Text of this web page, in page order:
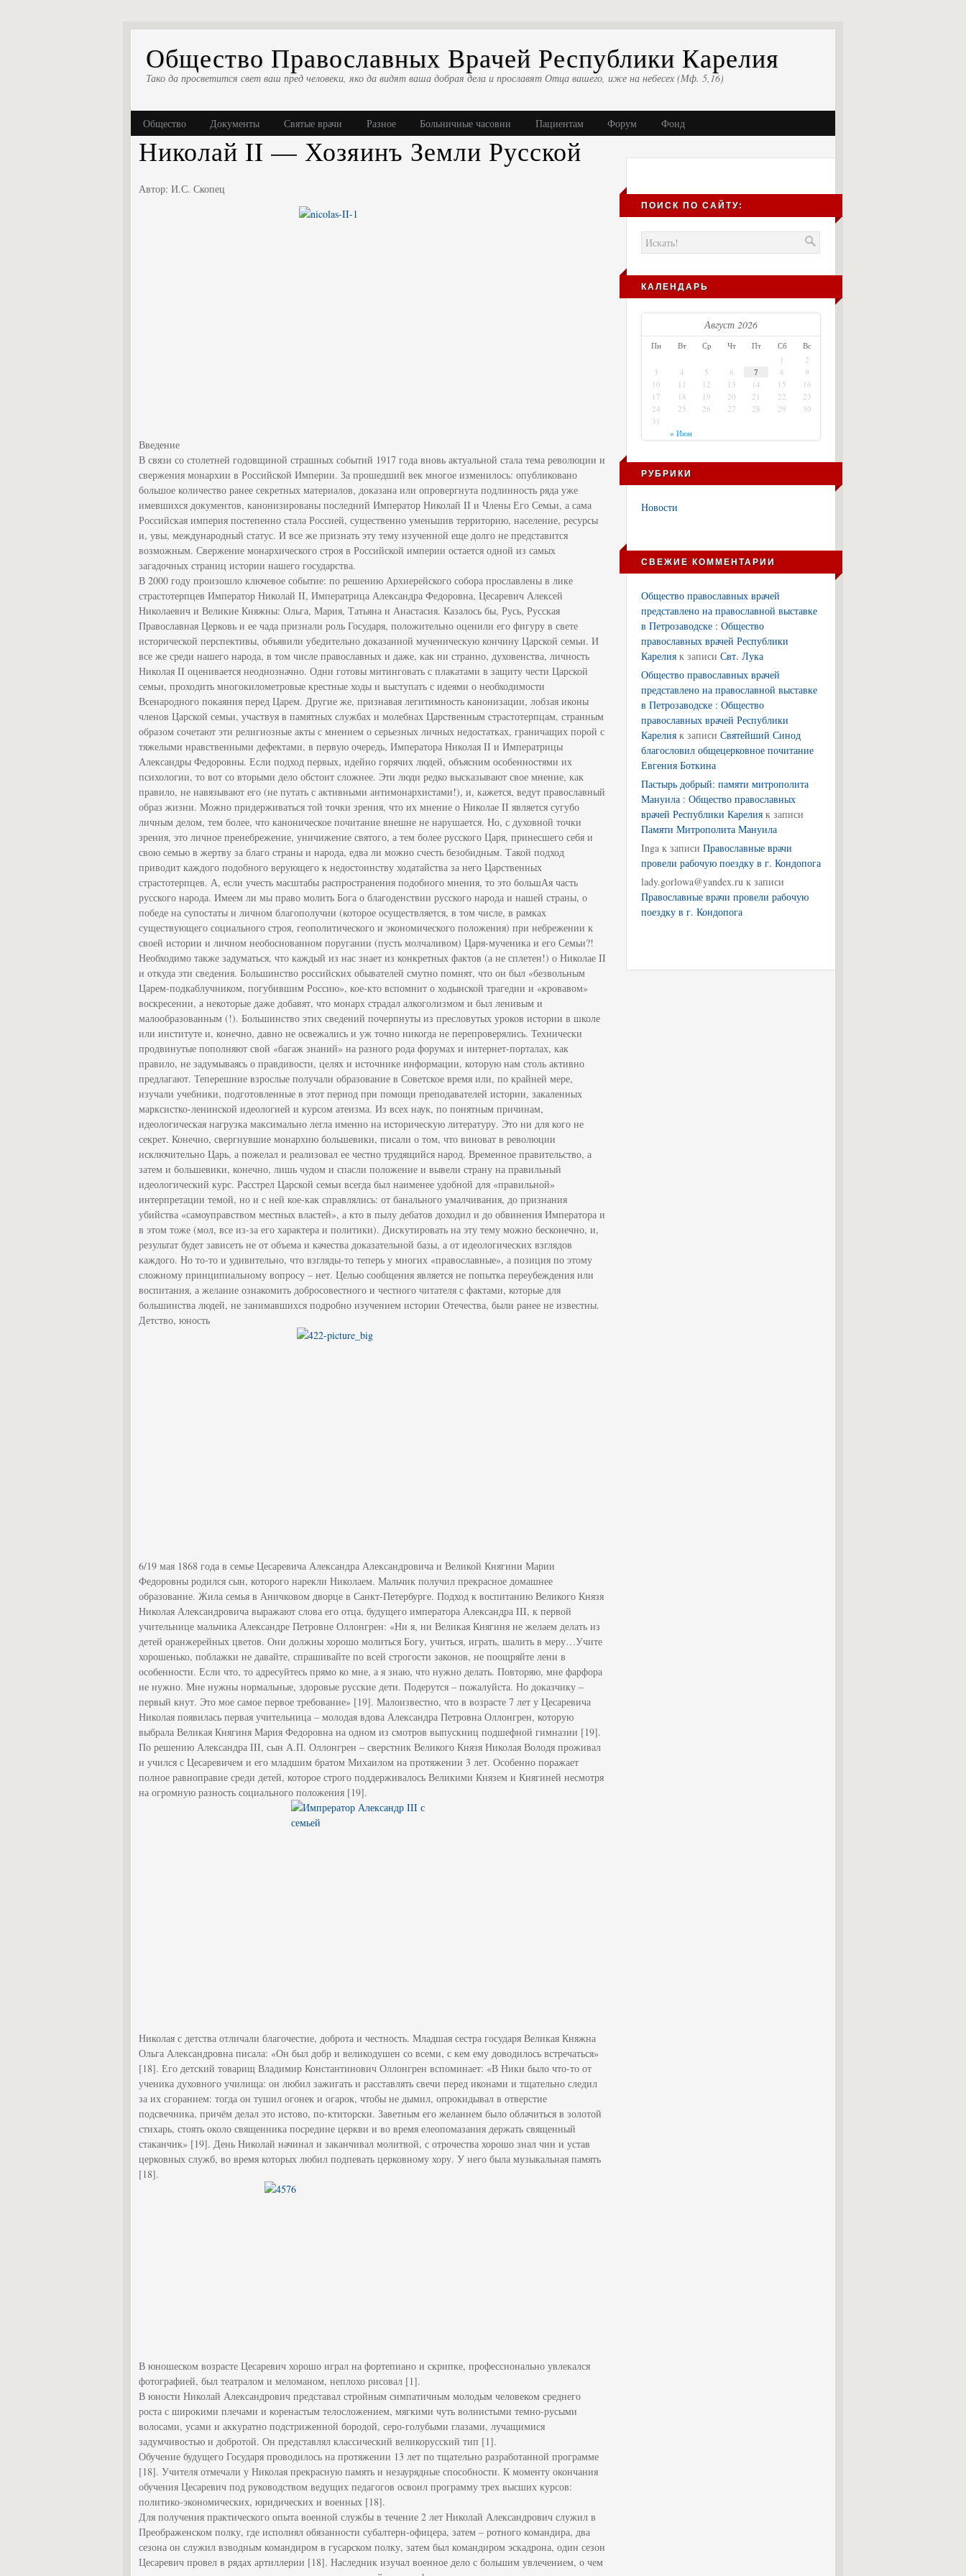
Общество Православных Врачей Республики Карелия
Тако да просветится свет ваш пред человеки, яко да видят ваша добрая дела и прославят Отца вашего, иже на небесех (Мф. 5,16)
Общество Документы Святые врачи Разное Больничные часовни Пациентам Форум Фонд
Николай II — Хозяинъ Земли Русской
Автор: И.С. Скопец
Введение
В связи со столетней годовщиной страшных событий 1917 года вновь актуальной стала тема революции и
свержения монархии в Российской Империи. За прошедший век многое изменилось: опубликовано
большое количество ранее секретных материалов, доказана или опровергнута подлинность ряда уже
имевшихся документов, канонизированы последний Император Николай II и Члены Его Семьи, а сама
Российская империя постепенно стала Россией, существенно уменьшив территорию, население, ресурсы
и, увы, международный статус. И все же признать эту тему изученной еще долго не представится
возможным. Свержение монархического строя в Российской империи остается одной из самых
загадочных страниц истории нашего государства.
В 2000 году произошло ключевое событие: по решению Архиерейского собора прославлены в лике
страстотерпцев Император Николай II, Императрица Александра Федоровна, Цесаревич Алексей
Николаевич и Великие Княжны: Ольга, Мария, Татьяна и Анастасия. Казалось бы, Русь, Русская
Православная Церковь и ее чада признали роль Государя, положительно оценили его фигуру в свете
исторической перспективы, объявили убедительно доказанной мученическую кончину Царской семьи. И
все же среди нашего народа, в том числе православных и даже, как ни странно, духовенства, личность
Николая II оценивается неоднозначно. Одни готовы митинговать с плакатами в защиту чести Царской
семьи, проходить многокилометровые крестные ходы и выступать с идеями о необходимости
Всенародного покаяния перед Царем. Другие же, признавая легитимность канонизации, лобзая иконы
членов Царской семьи, участвуя в памятных службах и молебнах Царственным страстотерпцам, странным
образом сочетают эти религиозные акты с мнением о серьезных личных недостатках, граничащих порой с
тяжелыми нравственными дефектами, в первую очередь, Императора Николая II и Императрицы
Александры Федоровны. Если подход первых, идейно горячих людей, объясним особенностями их
психологии, то вот со вторыми дело обстоит сложнее. Эти люди редко высказывают свое мнение, как
правило, не навязывают его (не путать с активными антимонархистами!), и, кажется, ведут православный
образ жизни. Можно придерживаться той точки зрения, что их мнение о Николае II является сугубо
личным делом, тем более, что каноническое почитание внешне не нарушается. Но, с духовной точки
зрения, это личное пренебрежение, уничижение святого, а тем более русского Царя, принесшего себя и
свою семью в жертву за благо страны и народа, едва ли можно счесть безобидным. Такой подход
приводит каждого подобного верующего к недостоинству ходатайства за него Царственных
страстотерпцев. А, если учесть масштабы распространения подобного мнения, то это большАя часть
русского народа. Имеем ли мы право молить Бога о благоденствии русского народа и нашей страны, о
победе на супостаты и личном благополучии (которое осуществляется, в том числе, в рамках
существующего социального строя, геополитического и экономического положения) при небрежении к
своей истории и личном необоснованном поругании (пусть молчаливом) Царя-мученика и его Семьи?!
Необходимо также задуматься, что каждый из нас знает из конкретных фактов (а не сплетен!) о Николае II
и откуда эти сведения. Большинство российских обывателей смутно помнят, что он был «безвольным
Царем-подкаблучником, погубившим Россию», кое-кто вспомнит о ходынской трагедии и «кровавом»
воскресении, а некоторые даже добавят, что монарх страдал алкоголизмом и был ленивым и
малообразованным (!). Большинство этих сведений почерпнуты из пресловутых уроков истории в школе
или институте и, конечно, давно не освежались и уж точно никогда не перепроверялись. Технически
продвинутые пополняют свой «багаж знаний» на разного рода форумах и интернет-порталах, как
правило, не задумываясь о правдивости, целях и источнике информации, которую нам столь активно
предлагают. Теперешние взрослые получали образование в Советское время или, по крайней мере,
изучали учебники, подготовленные в этот период при помощи преподавателей истории, закаленных
марксистко-ленинской идеологией и курсом атеизма. Из всех наук, по понятным причинам,
идеологическая нагрузка максимально легла именно на историческую литературу. Это ни для кого не
секрет. Конечно, свергнувшие монархию большевики, писали о том, что виноват в революции
исключительно Царь, а пожелал и реализовал ее честно трудящийся народ. Временное правительство, а
затем и большевики, конечно, лишь чудом и спасли положение и вывели страну на правильный
идеологический курс. Расстрел Царской семьи всегда был наименее удобной для «правильной»
интерпретации темой, но и с ней кое-как справлялись: от банального умалчивания, до признания
убийства «самоуправством местных властей», а кто в пылу дебатов доходил и до обвинения Императора и
в этом тоже (мол, все из-за его характера и политики). Дискутировать на эту тему можно бесконечно, и,
результат будет зависеть не от объема и качества доказательной базы, а от идеологических взглядов
каждого. Но то-то и удивительно, что взгляды-то теперь у многих «православные», а позиция по этому
сложному принципиальному вопросу – нет. Целью сообщения является не попытка переубеждения или
воспитания, а желание ознакомить добросовестного и честного читателя с фактами, которые для
большинства людей, не занимавшихся подробно изучением истории Отечества, были ранее не известны.
Детство, юность
6/19 мая 1868 года в семье Цесаревича Александра Александровича и Великой Княгини Марии
Федоровны родился сын, которого нарекли Николаем. Мальчик получил прекрасное домашнее
образование. Жила семья в Аничковом дворце в Санкт-Петербурге. Подход к воспитанию Великого Князя
Николая Александровича выражают слова его отца, будущего императора Александра III, к первой
учительнице мальчика Александре Петровне Оллонгрен: «Ни я, ни Великая Княгиня не желаем делать из
детей оранжерейных цветов. Они должны хорошо молиться Богу, учиться, играть, шалить в меру…Учите
хорошенько, поблажки не давайте, спрашивайте по всей строгости законов, не поощряйте лени в
особенности. Если что, то адресуйтесь прямо ко мне, а я знаю, что нужно делать. Повторяю, мне фарфора
не нужно. Мне нужны нормальные, здоровые русские дети. Подерутся – пожалуйста. Но доказчику –
первый кнут. Это мое самое первое требование» [19]. Малоизвестно, что в возрасте 7 лет у Цесаревича
Николая появилась первая учительница – молодая вдова Александра Петровна Оллонгрен, которую
выбрала Великая Княгиня Мария Федоровна на одном из смотров выпускниц подшефной гимназии [19].
По решению Александра III, сын А.П. Оллонгрен – сверстник Великого Князя Николая Володя проживал
и учился с Цесаревичем и его младшим братом Михаилом на протяжении 3 лет. Особенно поражает
полное равноправие среди детей, которое строго поддерживалось Великими Князем и Княгиней несмотря
на огромную разность социального положения [19].
Николая с детства отличали благочестие, доброта и честность. Младшая сестра государя Великая Княжна
Ольга Александровна писала: «Он был добр и великодушен со всеми, с кем ему доводилось встречаться»
[18]. Его детский товарищ Владимир Константинович Оллонгрен вспоминает: «В Ники было что-то от
ученика духовного училища: он любил зажигать и расставлять свечи перед иконами и тщательно следил
за их сгоранием: тогда он тушил огонек и огарок, чтобы не дымил, опрокидывал в отверстие
подсвечника, причём делал это истово, по-ктиторски. Заветным его желанием было облачиться в золотой
стихарь, стоять около священника посредине церкви и во время елеопомазания держать священный
стаканчик» [19]. День Николай начинал и заканчивал молитвой, с отрочества хорошо знал чин и устав
церковных служб, во время которых любил подпевать церковному хору. У него была музыкальная память
[18].
В юношеском возрасте Цесаревич хорошо играл на фортепиано и скрипке, профессионально увлекался
фотографией, был театралом и меломаном, неплохо рисовал [1].
В юности Николай Александрович представал стройным симпатичным молодым человеком среднего
роста с широкими плечами и коренастым телосложением, мягкими чуть волнистыми темно-русыми
волосами, усами и аккуратно подстриженной бородой, серо-голубыми глазами, лучащимися
задумчивостью и добротой. Он представлял классический великорусский тип [1].
Обучение будущего Государя проводилось на протяжении 13 лет по тщательно разработанной программе
[18]. Учителя отмечали у Николая прекрасную память и незаурядные способности. К моменту окончания
обучения Цесаревич под руководством ведущих педагогов освоил программу трех высших курсов:
политико-экономических, юридических и военных [18].
Для получения практического опыта военной службы в течение 2 лет Николай Александрович служил в
Преображенском полку, где исполнял обязанности субалтерн-офицера, затем – ротного командира, два
сезона он служил взводным командиром в гусарском полку, затем был командиром эскадрона, один сезон
Цесаревич провел в рядах артиллерии [18]. Наследник изучал военное дело с большим увлечением, о чем
ПОИСК ПО САЙТУ:
КАЛЕНДАРЬ
Август 2026
Пн Вт Ср Чт Пт Сб Вс
« Июн
1
2
3
4 5 6 7 8
9
10
11 12 13 14 15
16
17
18 19 20 21 22
23
24
25 26 27 28 29
30
31
РУБРИКИ
Новости
СВЕЖИЕ КОММЕНТАРИИ
Общество православных врачей
представлено на православной выставке
в Петрозаводске : Общество
православных врачей Республики
Карелия к записи Свт. Лука
Общество православных врачей
представлено на православной выставке
в Петрозаводске : Общество
православных врачей Республики
Карелия к записи Святейший Синод
благословил общецерковное почитание
Евгения Боткина
Пастырь добрый: памяти митрополита
Мануила : Общество православных
врачей Республики Карелия к записи
Памяти Митрополита Мануила
Inga к записи Православные врачи
провели рабочую поездку в г. Кондопога
lady.gorlowa@yandex.ru к записи
Православные врачи провели рабочую
поездку в г. Кондопога